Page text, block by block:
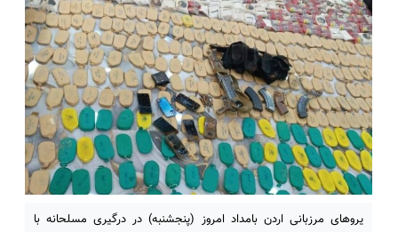
یروهای مرزبانی اردن بامداد امروز (پنجشنبه) در درگیری مسلحانه با